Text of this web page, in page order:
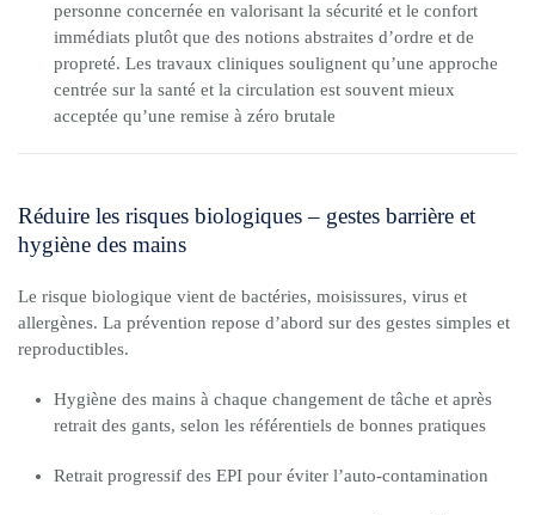
personne concernée en valorisant la sécurité et le confort
immédiats plutôt que des notions abstraites d’ordre et de
propreté. Les travaux cliniques soulignent qu’une approche
centrée sur la santé et la circulation est souvent mieux
acceptée qu’une remise à zéro brutale
Réduire les risques biologiques – gestes barrière et
hygiène des mains
Le risque biologique vient de bactéries, moisissures, virus et
allergènes. La prévention repose d’abord sur des gestes simples et
reproductibles.
Hygiène des mains à chaque changement de tâche et après
retrait des gants, selon les référentiels de bonnes pratiques
Retrait progressif des EPI pour éviter l’auto-contamination